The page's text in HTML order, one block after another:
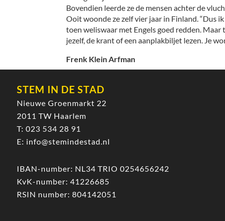
Bovendien leerde ze de mensen achter de
Ooit woonde ze zelf vier jaar in Finland. “Dus
toen weliswaar met Engels goed redden.
jezelf, de krant of een aanplakbiljet lezen. Je
Frenk Klein Arfman
STEM IN DE STAD
Nieuwe Groenmarkt 22
2011 TW Haarlem
T: 023 534 28 91
E: info@stemindestad.nl
IBAN-number: NL34 TRIO 0254656242
KvK-number: 41226685
RSIN number: 804142051